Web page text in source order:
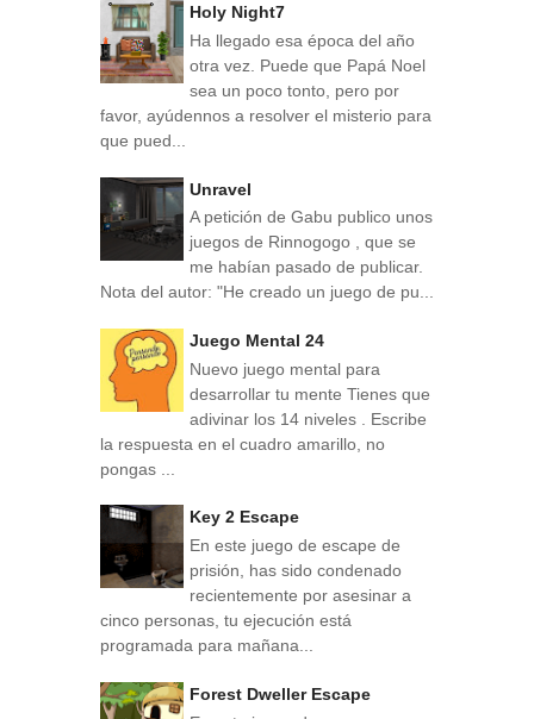
Holy Night7
Ha llegado esa época del año
otra vez. Puede que Papá Noel
sea un poco tonto, pero por
favor, ayúdennos a resolver el misterio para
que pued...
Unravel
A petición de Gabu publico unos
juegos de Rinnogogo , que se
me habían pasado de publicar.
Nota del autor: "He creado un juego de pu...
Juego Mental 24
Nuevo juego mental para
desarrollar tu mente Tienes que
adivinar los 14 niveles . Escribe
la respuesta en el cuadro amarillo, no
pongas ...
Key 2 Escape
En este juego de escape de
prisión, has sido condenado
recientemente por asesinar a
cinco personas, tu ejecución está
programada para mañana...
Forest Dweller Escape